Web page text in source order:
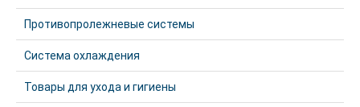
Противопролежневые системы
Система охлаждения
Товары для ухода и гигиены